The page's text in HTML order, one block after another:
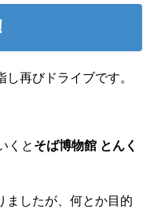
再びドライブです。
くと そば博物館 とんく
ましたが、何とか目的